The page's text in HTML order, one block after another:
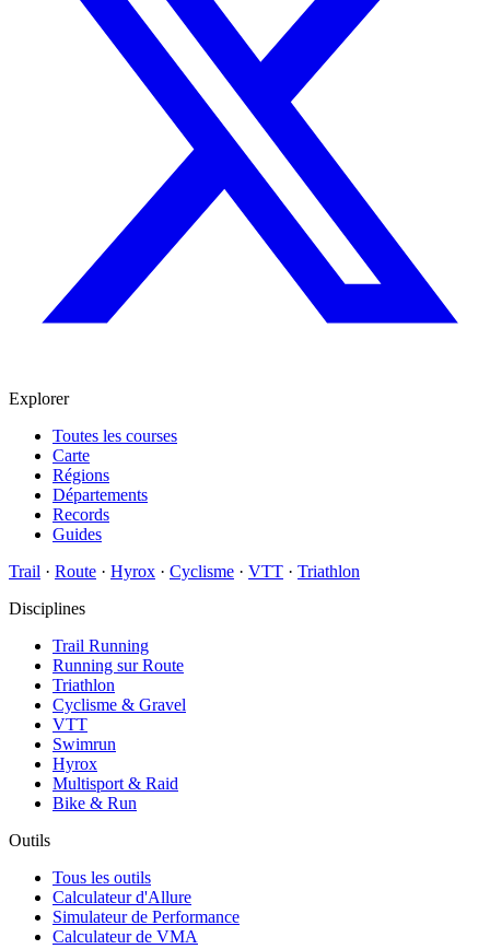
Explorer
Toutes les courses
Carte
Régions
Départements
Records
Guides
Trail · Route · Hyrox · Cyclisme · VTT · Triathlon
Disciplines
Trail Running
Running sur Route
Triathlon
Cyclisme & Gravel
VTT
Swimrun
Hyrox
Multisport & Raid
Bike & Run
Outils
Tous les outils
Calculateur d'Allure
Simulateur de Performance
Calculateur de VMA